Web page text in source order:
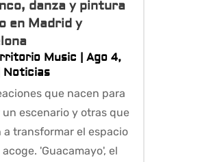
danza y pintura
en Madrid y
Music | Ago 4,
Noticias
que nacen para
escenario y otras que
a transformar el espacio
'Guacamayo', el